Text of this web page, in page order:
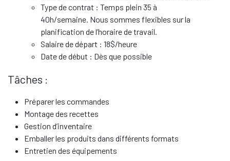
Type de contrat : Temps plein 35 à
40h/semaine. Nous sommes flexibles sur la
planification de l’horaire de travail.
Salaire de départ : 18$/heure
Date de début : Dès que possible
Tâches :
Préparer les commandes
Montage des recettes
Gestion d’inventaire
Emballer les produits dans différents formats
Entretien des équipements